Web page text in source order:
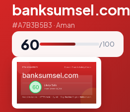
banksumsel.com
#A7B3B5B3 · Aman
60 / 100